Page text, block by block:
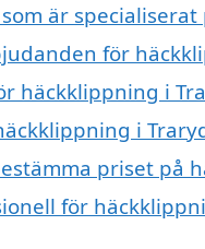
är
för
häckklippning i
i
priset på
för